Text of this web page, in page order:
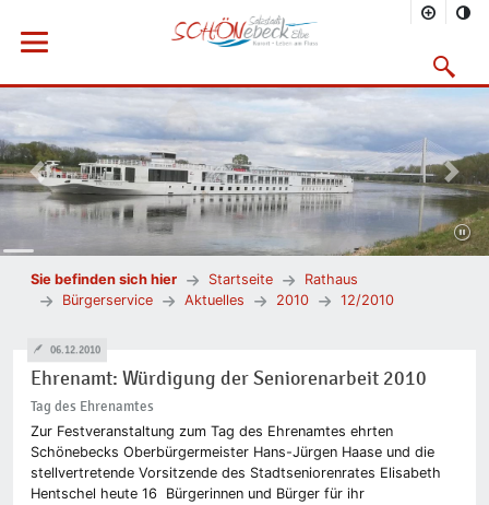
Menü öffnen
Vorheriges Bild
Sie befinden sich hier Startseite
Rathaus
Bürgerservice
Aktuelles 2010 12/2010
Ehrenamt: Würdigung der Seniorenarbeit 2010
Tag des Ehrenamtes
Zur Festveranstaltung zum Tag des Ehrenamtes ehrten
Schönebecks Oberbürgermeister Hans-Jürgen Haase und die
stellvertretende Vorsitzende des Stadtseniorenrates Elisabeth
Hentschel heute 16 Bürgerinnen und Bürger für ihr
06.12.2010